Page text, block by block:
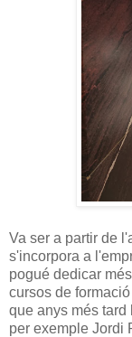
Va ser a partir de
s'incorpora a
pogué dedicar
cursos de
que anys més
per exemple Jordi